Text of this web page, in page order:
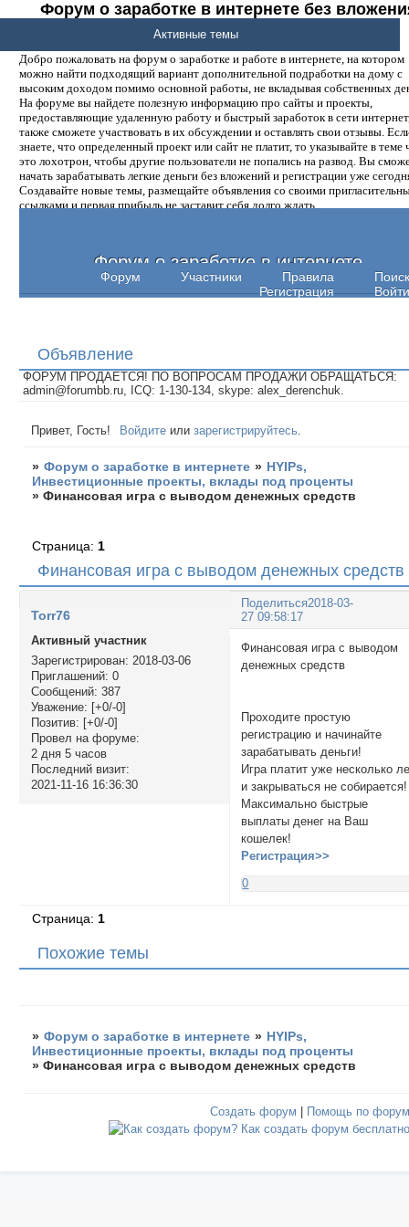
Форум о заработке в интернете без
денег.
Добро пожаловать на форум о заработке и работе в интернете, на котором
можно найти подходящий вариант дополнительной подработки на дому с
высоким доходом помимо основной работы, не вкладывая собственных
На форуме вы найдете полезную информацию про сайты и проекты,
предоставляющие удаленную работу и быстрый заработок в сети
также сможете участвовать в их обсуждении и оставлять свои отзывы.
знаете, что определенный проект или сайт не платит, то указывайте в теме
это лохотрон, чтобы другие пользователи не попались на развод. Вы
начать зарабатывать легкие деньги без вложений и регистрации уже
Создавайте новые темы, размещайте объявления со своими
ссылками и первая прибыль не заставит себя долго ждать.
Форум о заработке в интернете
Форум Участники Правила
Поиск
Регистрация
Войти
Активные темы
Объявление
ФОРУМ ПРОДАЕТСЯ! ПО ВОПРОСАМ ПРОДАЖИ ОБРАЩАТЬСЯ:
admin@forumbb.ru, ICQ: 1-130-134, skype: alex_derenchuk.
Привет, Гость! Войдите илизарегистрируйтесь
» Форум о заработке в интернете » HYIPs,
Инвестиционные проекты, вклады под проценты
»Финансовая игра с выводом денежных средств
Финансовая игра с выводом денежных средств
Страница: 1
Поделиться2018-03-
27 09:58:17
Torr76
Активный участник
Зарегистрирован: 2018-03-06
Приглашений: 0
Сообщений: 387
Уважение: [+0/-0]
Позитив: [+0/-0]
Провел на форуме:
2 дня 5 часов
Последний визит:
2021-11-16 16:36:30
Финансовая игра с выводом
денежных
Проходите простую
регистрацию и начинайте
зарабатывать деньги!
Игра платит уже несколько
и закрываться не собирается!
Максимально быстрые
выплаты денег на Ваш
кошелек!
Регистрация>>
0
Страница: 1
Похожие темы
» Форум о заработке в интернете » HYIPs,
Инвестиционные проекты, вклады под проценты
»Финансовая игра с выводом денежных средств
Создать форум | Помощь по